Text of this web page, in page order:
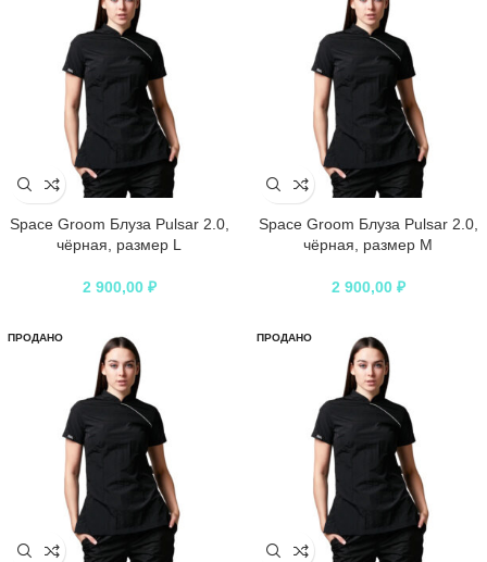
Space Groom Блуза Pulsar 2.0,
чёрная, размер L
2 900,00 ₽
Space Groom Блуза Pulsar 2.0,
чёрная, размер M
2 900,00 ₽
ПРОДАНО ПРОДАНО